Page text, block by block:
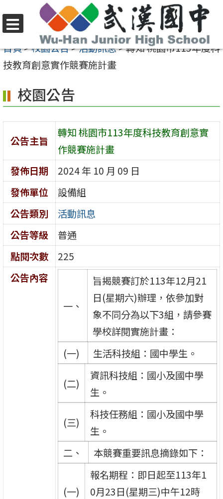
至
要
容
區
選
單
首頁>校園公告>活動訊息>轉知 桃園市113年度科
技教育創意實作競賽施計畫
校園公告
公告主旨
轉知 桃園市113年度科技教育創意實
作競賽施計畫
發佈日期
2024 年 10 月 09 日
發佈單位
設備組
公告類別
活動訊息
公告等級
普通
點閱次數
225
公告內容
一、
旨揭競賽訂於113年12月21
日(星期六)辦理，依參加對
象不同分為以下3組，請參賽
學校詳閱實施計畫：
(一)
生活科技組：國中學生。
(二)
資訊科技組：國小及國中學
生。
(三)
科技任務組：國小及國中學
生。
二、
本競賽重要訊息摘錄如下：
(一)
報名期程：即日起至113年1
0月23日(星期三)中午12時